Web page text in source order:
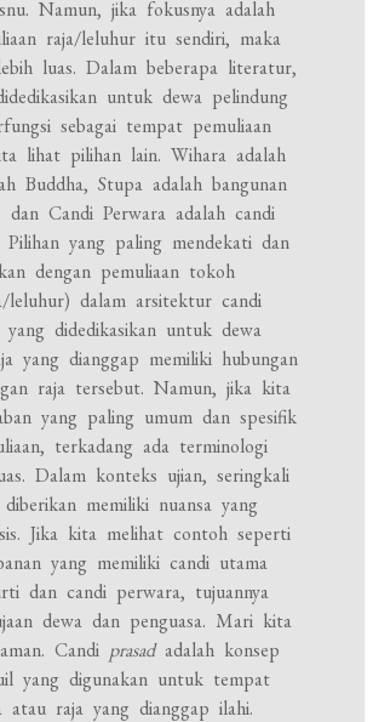
Namun, jika fokusnya adalah
raja/leluhur itu sendiri, maka
luas. Dalam beberapa literatur,
untuk dewa pelindung
sebagai tempat pemuliaan
lihat pilihan lain. Wihara adalah
Buddha, Stupa adalah bangunan
dan Candi Perwara adalah candi
Pilihan yang paling mendekati dan
dengan pemuliaan tokoh
leluhur) dalam arsitektur candi
yang didedikasikan untuk dewa
yang dianggap memiliki hubungan
raja tersebut. Namun, jika kita
yang paling umum dan spesifik
terkadang ada terminologi
Dalam konteks ujian, seringkali
memiliki nuansa yang
Jika kita melihat contoh seperti
yang memiliki candi utama
dan candi perwara, tujuannya
dewa dan penguasa. Mari kita
Candi prasadadalah konsep
yang digunakan untuk tempat
atau raja yang dianggap ilahi.